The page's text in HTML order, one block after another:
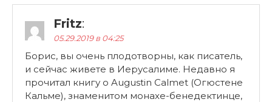
Fritz:
05.29.2019 в 04:25
Борис, вы очень плодотворны, как писатель,
и сейчас живете в Иерусалиме. Недавно я
прочитал книгу о Augustin Calmet (Огюстене
Кальме), знаменитом монахе-бенедектинце,